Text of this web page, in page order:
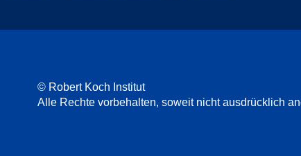
© Robert Koch Institut
Alle Rechte vorbehalten, soweit nicht ausdrücklich